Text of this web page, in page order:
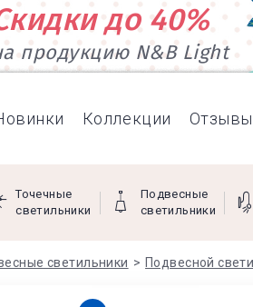
до 40%
продукцию N&B Light
Коллекции Отзывы
Точечные
светильники
Подвесные
светильники
светильники Подвесной